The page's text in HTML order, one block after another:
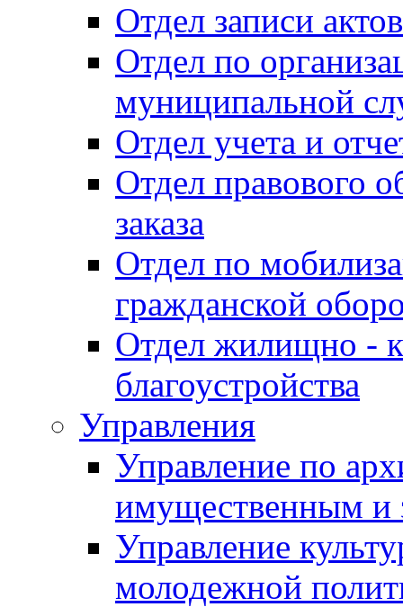
Отдел записи
Отдел по
муниципальной
Отдел учета и
Отдел правового
заказа
Отдел по
гражданской
Отдел жилищно -
благоустройства
Управления
Управление по
имущественным и
Управление
молодежной